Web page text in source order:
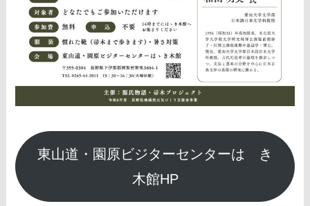
東山道・園原ビジターセンターはゝき
木館HP